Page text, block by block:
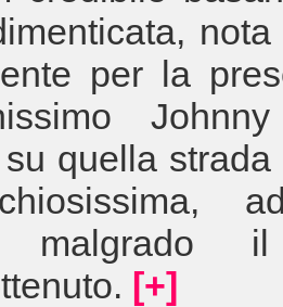
per la
quella strada
malgrado
[+]